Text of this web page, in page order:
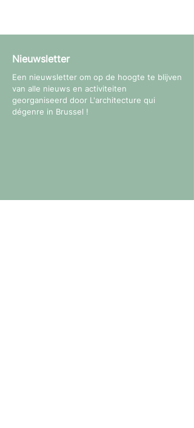
Nieuwsletter
Een nieuwsletter om op de hoogte te blijven
van alle nieuws en activiteiten
georganiseerd door L'architecture qui
dégenre in Brussel !